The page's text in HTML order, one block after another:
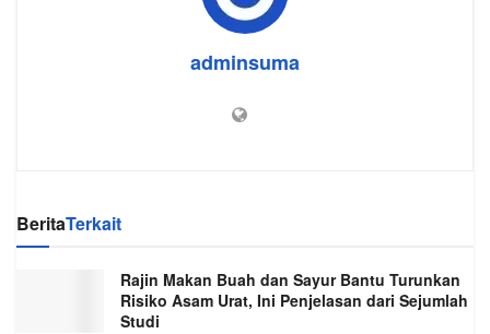
adminsuma
BeritaTerkait
Rajin Makan Buah dan Sayur Bantu Turunkan
Risiko Asam Urat, Ini Penjelasan dari Sejumlah
Studi